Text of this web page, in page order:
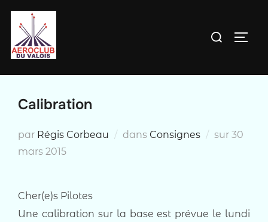
contenu
Rechercher :
Calibration
par Régis Corbeau dans Consignes sur Publié
30
mars 2015
Cher(e)s Pilotes
Une calibration sur la base est prévue le lundi